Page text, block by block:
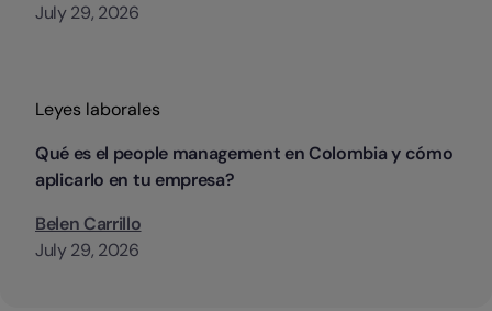
July 29, 2026
Categorias
Leyes laborales
Qué es el people management en Colombia y cómo
aplicarlo en tu empresa?
Belen Carrillo
July 29, 2026